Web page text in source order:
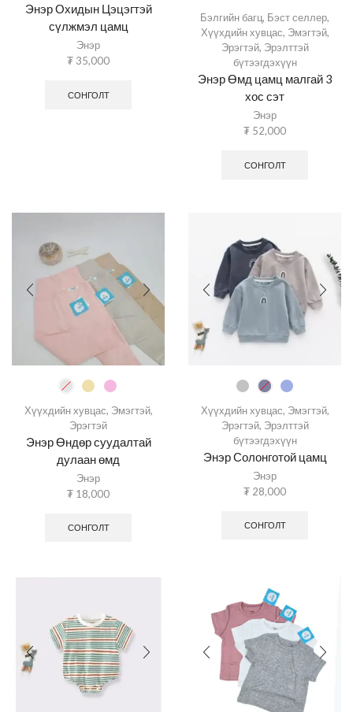
Энэр Охидын Цэцэгтэй
сүлжмэл цамц
Энэр
₮ 35,000
СОНГОЛТ
Бэлгийн багц, Бэст селлер,
Хүүхдийн хувцас, Эмэгтэй,
Эрэгтэй, Эрэлттэй
бүтээгдэхүүн
Энэр Өмд цамц малгай 3
хос сэт
Энэр
₮ 52,000
СОНГОЛТ
Хүүхдийн хувцас, Эмэгтэй,
Эрэгтэй
Энэр Өндөр суудалтай
дулаан өмд
Энэр
₮ 18,000
СОНГОЛТ
Хүүхдийн хувцас, Эмэгтэй,
Эрэгтэй, Эрэлттэй
бүтээгдэхүүн
Энэр Солонготой цамц
Энэр
₮ 28,000
СОНГОЛТ